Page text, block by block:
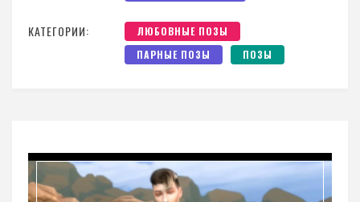
КАТЕГОРИИ:
ЛЮБОВНЫЕ ПОЗЫ
ПАРНЫЕ ПОЗЫ
ПОЗЫ